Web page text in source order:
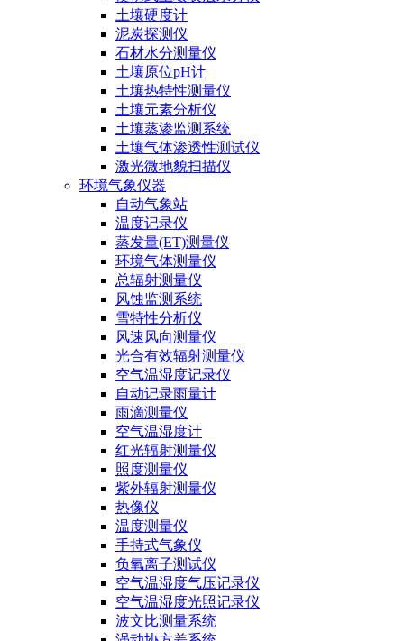
土壤硬度计
泥炭探测仪
石材水分测量仪
土壤原位pH计
土壤热特性测量仪
土壤元素分析仪
土壤蒸渗监测系统
土壤气体渗透性测试仪
激光微地貌扫描仪
环境气象仪器
自动气象站
温度记录仪
蒸发量(ET)测量仪
环境气体测量仪
总辐射测量仪
风蚀监测系统
雪特性分析仪
风速风向测量仪
光合有效辐射测量仪
空气温湿度记录仪
自动记录雨量计
雨滴测量仪
空气温湿度计
红光辐射测量仪
照度测量仪
紫外辐射测量仪
热像仪
温度测量仪
手持式气象仪
负氧离子测试仪
空气温湿度气压记录仪
空气温湿度光照记录仪
波文比测量系统